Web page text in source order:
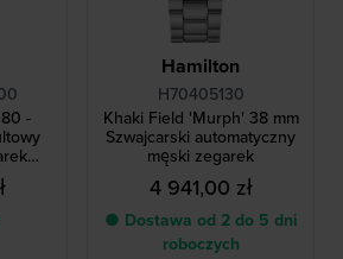
-
z
Hamilton
H70405130
Khaki Field 'Murph' 38 mm
Szwajcarski automatyczny
męski zegarek
4 941,00 zł
● Dostawa od 2 do 5 dni
roboczych